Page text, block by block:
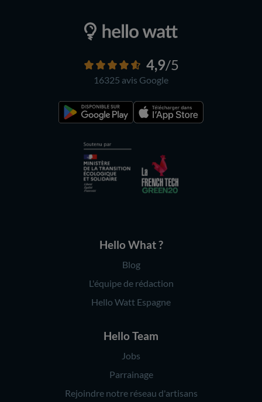
4,9/5
16325 avis Google
Hello What ?
Blog
L'équipe de rédaction
Hello Watt Espagne
Hello Team
Jobs
Parrainage
Rejoindre notre réseau d'artisans